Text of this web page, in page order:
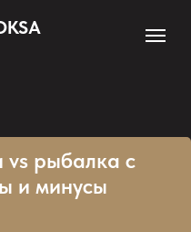
vs рыбалка с
и минусы